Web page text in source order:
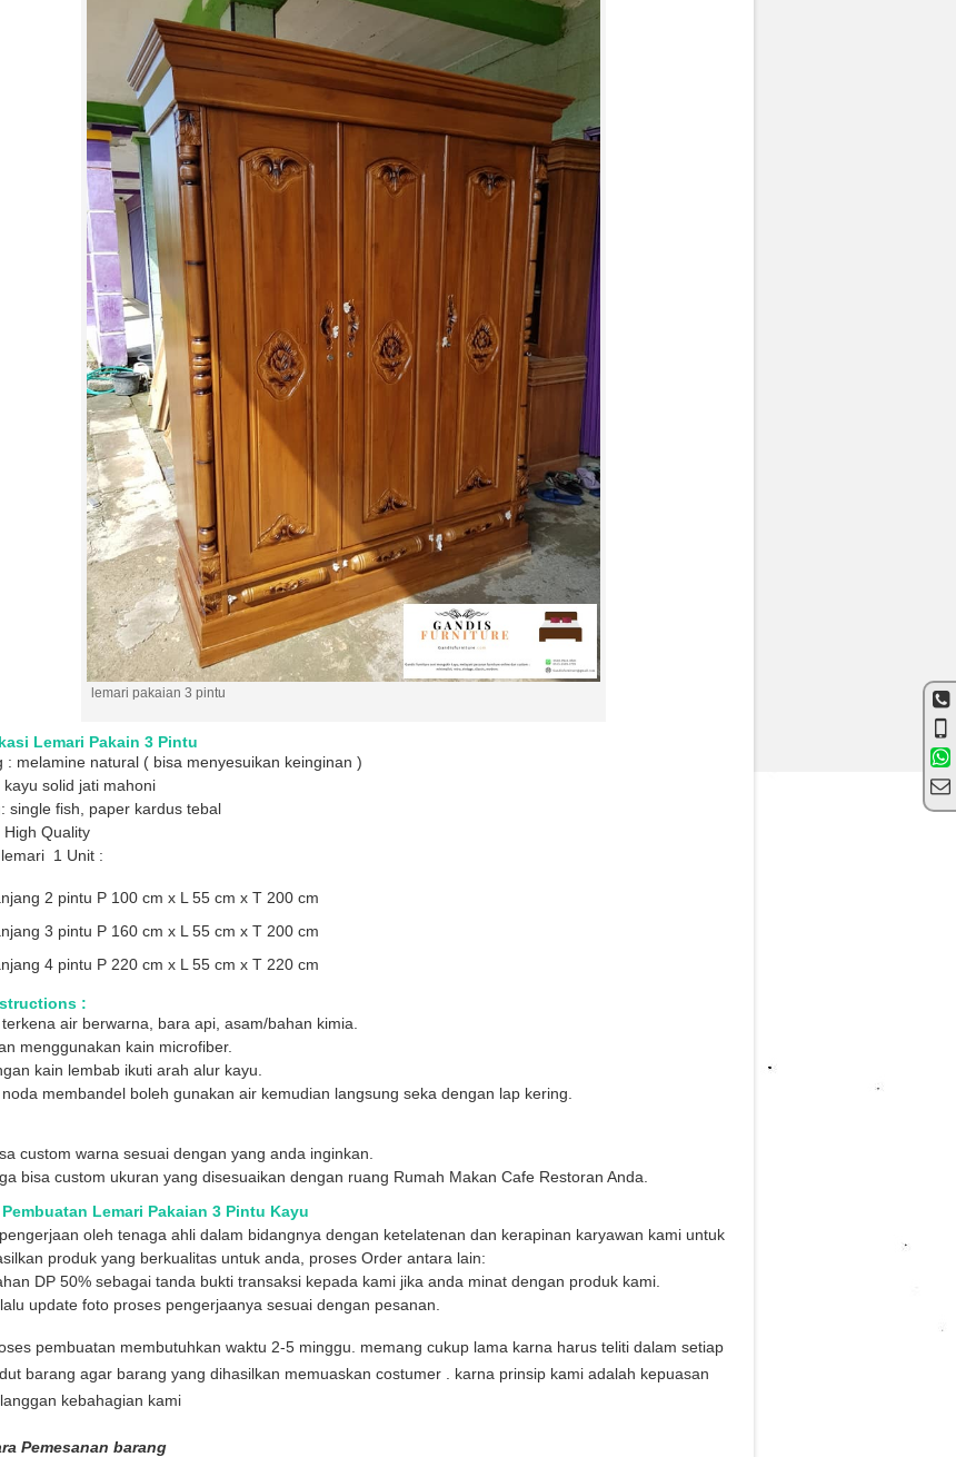
lemari pakaian 3 pintu
Lemari Pakain 3 Pintu
: melamine natural ( bisa menyesuikan keinginan )
kayu solid jati mahoni
single fish, paper kardus tebal
High Quality
1 Unit :
2 pintu P 100 cm x L 55 cm x T 200 cm
3 pintu P 160 cm x L 55 cm x T 200 cm
4 pintu P 220 cm x L 55 cm x T 220 cm
:
air berwarna, bara api, asam/bahan kimia.
menggunakan kain microfiber.
kain lembab ikuti arah alur kayu.
membandel boleh gunakan air kemudian langsung seka dengan lap kering.
custom warna sesuai dengan yang anda inginkan.
bisa custom ukuran yang disesuaikan dengan ruang Rumah Makan Cafe Restoran Anda.
Lemari Pakaian 3 Pintu Kayu
oleh tenaga ahli dalam bidangnya dengan ketelatenan dan kerapinan karyawan kami untuk
produk yang berkualitas untuk anda, proses Order antara lain:
DP 50% sebagai tanda bukti transaksi kepada kami jika anda minat dengan produk kami.
update foto proses pengerjaanya sesuai dengan pesanan.
pembuatan membutuhkan waktu 2-5 minggu. memang cukup lama karna harus teliti dalam setiap
barang agar barang yang dihasilkan memuaskan costumer . karna prinsip kami adalah kepuasan
kebahagian kami
Pemesanan barang